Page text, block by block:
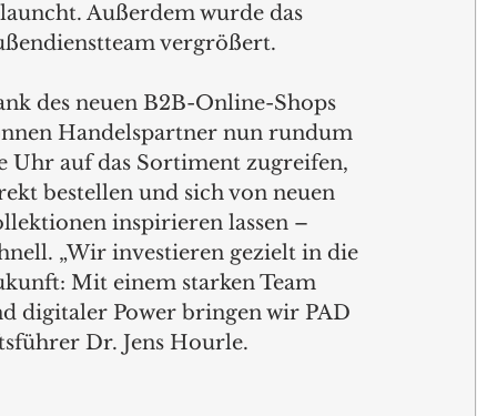
Außerdem wurde das
vergrößert.
des neuen B2B-Online-Shops
Handelspartner nun rundum
Uhr auf das Sortiment zugreifen,
bestellen und sich von neuen
inspirieren lassen –
„Wir investieren gezielt in die
Mit einem starken Team
digitaler Power bringen wir PAD
Dr. Jens Hourle.